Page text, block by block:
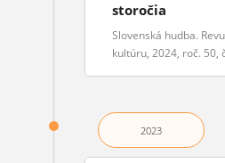
storočia
Slovenská hudba.
kultúru, 2024, roč. 50,
2023